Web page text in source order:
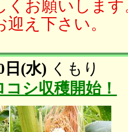
くお願いします
え下さい。
日(水) くもり
シ収穫開始！